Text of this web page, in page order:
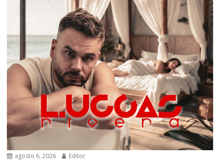
agosto 6, 2026 Editor